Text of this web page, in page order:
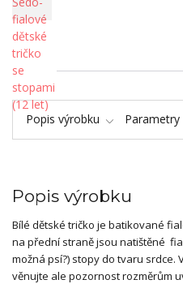
Popis výrobku Parametry
Popis výrobku
Bílé dětské tričko je batikované
na přední straně jsou natištěné
možná psí?) stopy do tvaru srdce.
věnujte ale pozornost rozměrům